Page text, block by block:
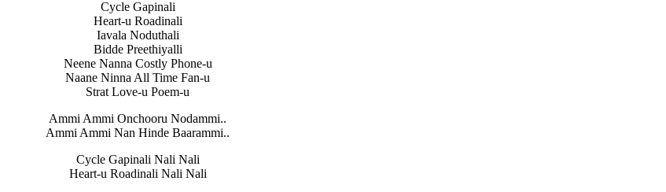
Cycle Gapinali
Heart-u Roadinali
Iavala Noduthali
Bidde Preethiyalli
Neene Nanna Costly Phone-u
Naane Ninna All Time Fan-u
Strat Love-u Poem-u
Ammi Ammi Onchooru Nodammi..
Ammi Ammi Nan Hinde Baarammi..
Cycle Gapinali Nali Nali
Heart-u Roadinali Nali Nali